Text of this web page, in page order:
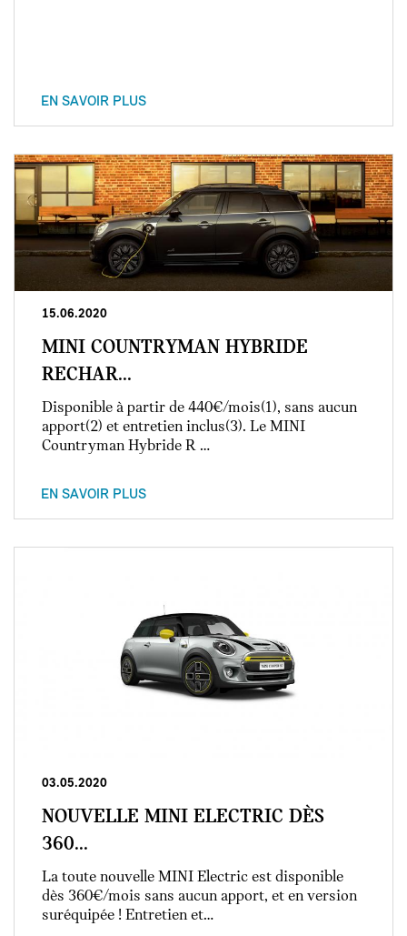
EN SAVOIR PLUS
15.06.2020
MINI COUNTRYMAN HYBRIDE
RECHAR...
Disponible à partir de 440€/mois(1), sans aucun
apport(2) et entretien inclus(3). Le MINI
Countryman Hybride R …
EN SAVOIR PLUS
03.05.2020
NOUVELLE MINI ELECTRIC DÈS
360...
La toute nouvelle MINI Electric est disponible
dès 360€/mois sans aucun apport, et en version
suréquipée ! Entretien et…